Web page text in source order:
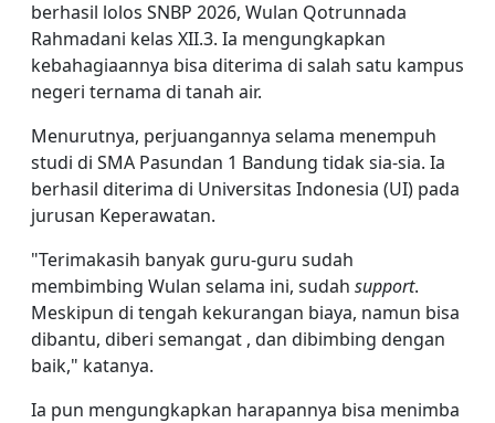
berhasil lolos SNBP 2026, Wulan Qotrunnada
Rahmadani kelas XII.3. Ia mengungkapkan
kebahagiaannya bisa diterima di salah satu kampus
negeri ternama di tanah air.
Menurutnya, perjuangannya selama menempuh
studi di SMA Pasundan 1 Bandung tidak sia-sia. Ia
berhasil diterima di Universitas Indonesia (UI) pada
jurusan Keperawatan.
"Terimakasih banyak guru-guru sudah
membimbing Wulan selama ini, sudah support.
Meskipun di tengah kekurangan biaya, namun bisa
dibantu, diberi semangat , dan dibimbing dengan
baik," katanya.
Ia pun mengungkapkan harapannya bisa menimba